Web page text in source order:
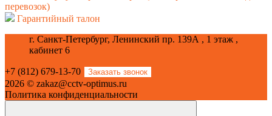
перевозок)
Гарантийный талон
г. Санкт-Петербург, Ленинский пр. 139А , 1 этаж ,
кабинет 6
+7 (812) 679-13-70 Заказать звонок
2026 © zakaz@cctv-optimus.ru
Политика конфиденциальности